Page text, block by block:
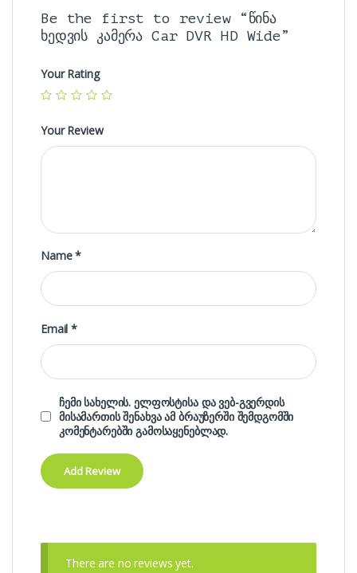
Be the first to review “წინა
ხედვის კამერა Car DVR HD Wide”
Your Rating
Your Review
Name*
Email*
ჩემი სახელის. ელფოსტისა და ვებ-გვერდის
მისამართის შენახვა ამ ბრაუზერში შემდგომში
კომენტარებში გამოსაყენებლად.
There are no reviews yet.